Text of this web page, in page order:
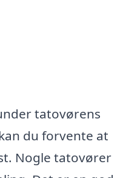
tatovørens
du forvente at
Nogle tatovører